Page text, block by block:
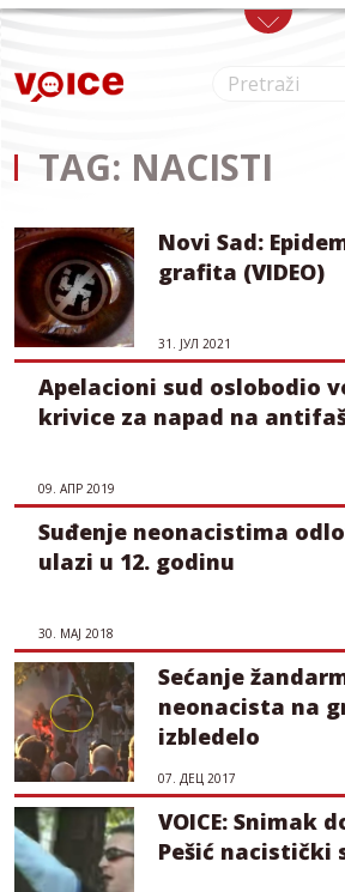
Skip to main content
TAG: NACISTI
Novi Sad:
grafita (VIDEO)
31. ЈУЛ 2021
Apelacioni sud oslobodio
krivice za napad na
09. АПР 2019
Suđenje neonacistima
ulazi u 12. godinu
30. МАЈ 2018
Sećanje
neonacista na
izbledelo
07. ДЕЦ 2017
VOICE: Snimak
Pešić nacistički